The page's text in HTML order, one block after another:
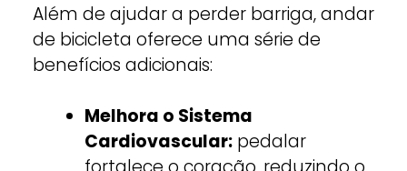
Além de ajudar a perder barriga, andar
de bicicleta oferece uma série de
benefícios adicionais:
Melhora o Sistema
Cardiovascular:pedalar